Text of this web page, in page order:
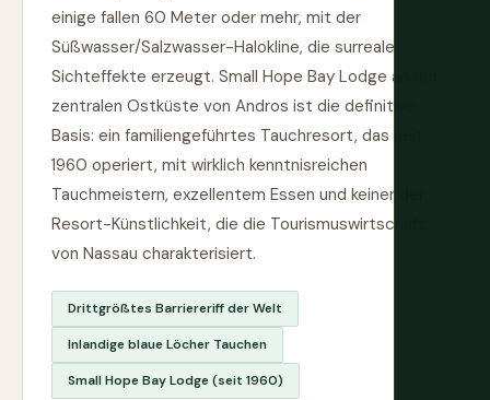
einige fallen 60 Meter oder mehr, mit der
Süßwasser/Salzwasser-Halokline, die surreale
Sichteffekte erzeugt. Small Hope Bay Lodge an der
zentralen Ostküste von Andros ist die definitive
Basis: ein familiengeführtes Tauchresort, das seit
1960 operiert, mit wirklich kenntnisreichen
Tauchmeistern, exzellentem Essen und keiner der
Resort-Künstlichkeit, die die Tourismuswirtschaft
von Nassau charakterisiert.
Drittgrößtes Barriereriff der Welt
Inlandige blaue Löcher Tauchen
Small Hope Bay Lodge (seit 1960)